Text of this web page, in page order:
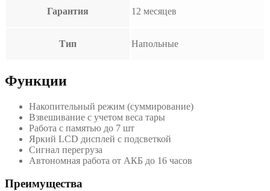
Гарантия 12 месяцев
Тип Напольные
Функции
Накопительный режим (суммирование)
Взвешивание с учетом веса тары
Работа с памятью до 7 шт
Яркий LCD дисплей с подсветкой
Сигнал перегруза
Автономная работа от АКБ до 16 часов
Преимущества